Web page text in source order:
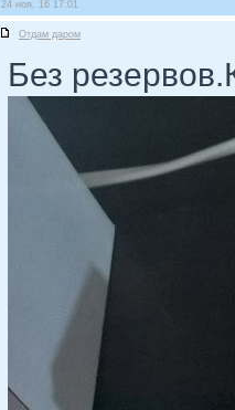
24 ноя, 16 17:01
Отдам даром
Без